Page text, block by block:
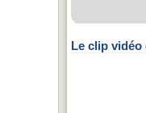
Le clip vidéo